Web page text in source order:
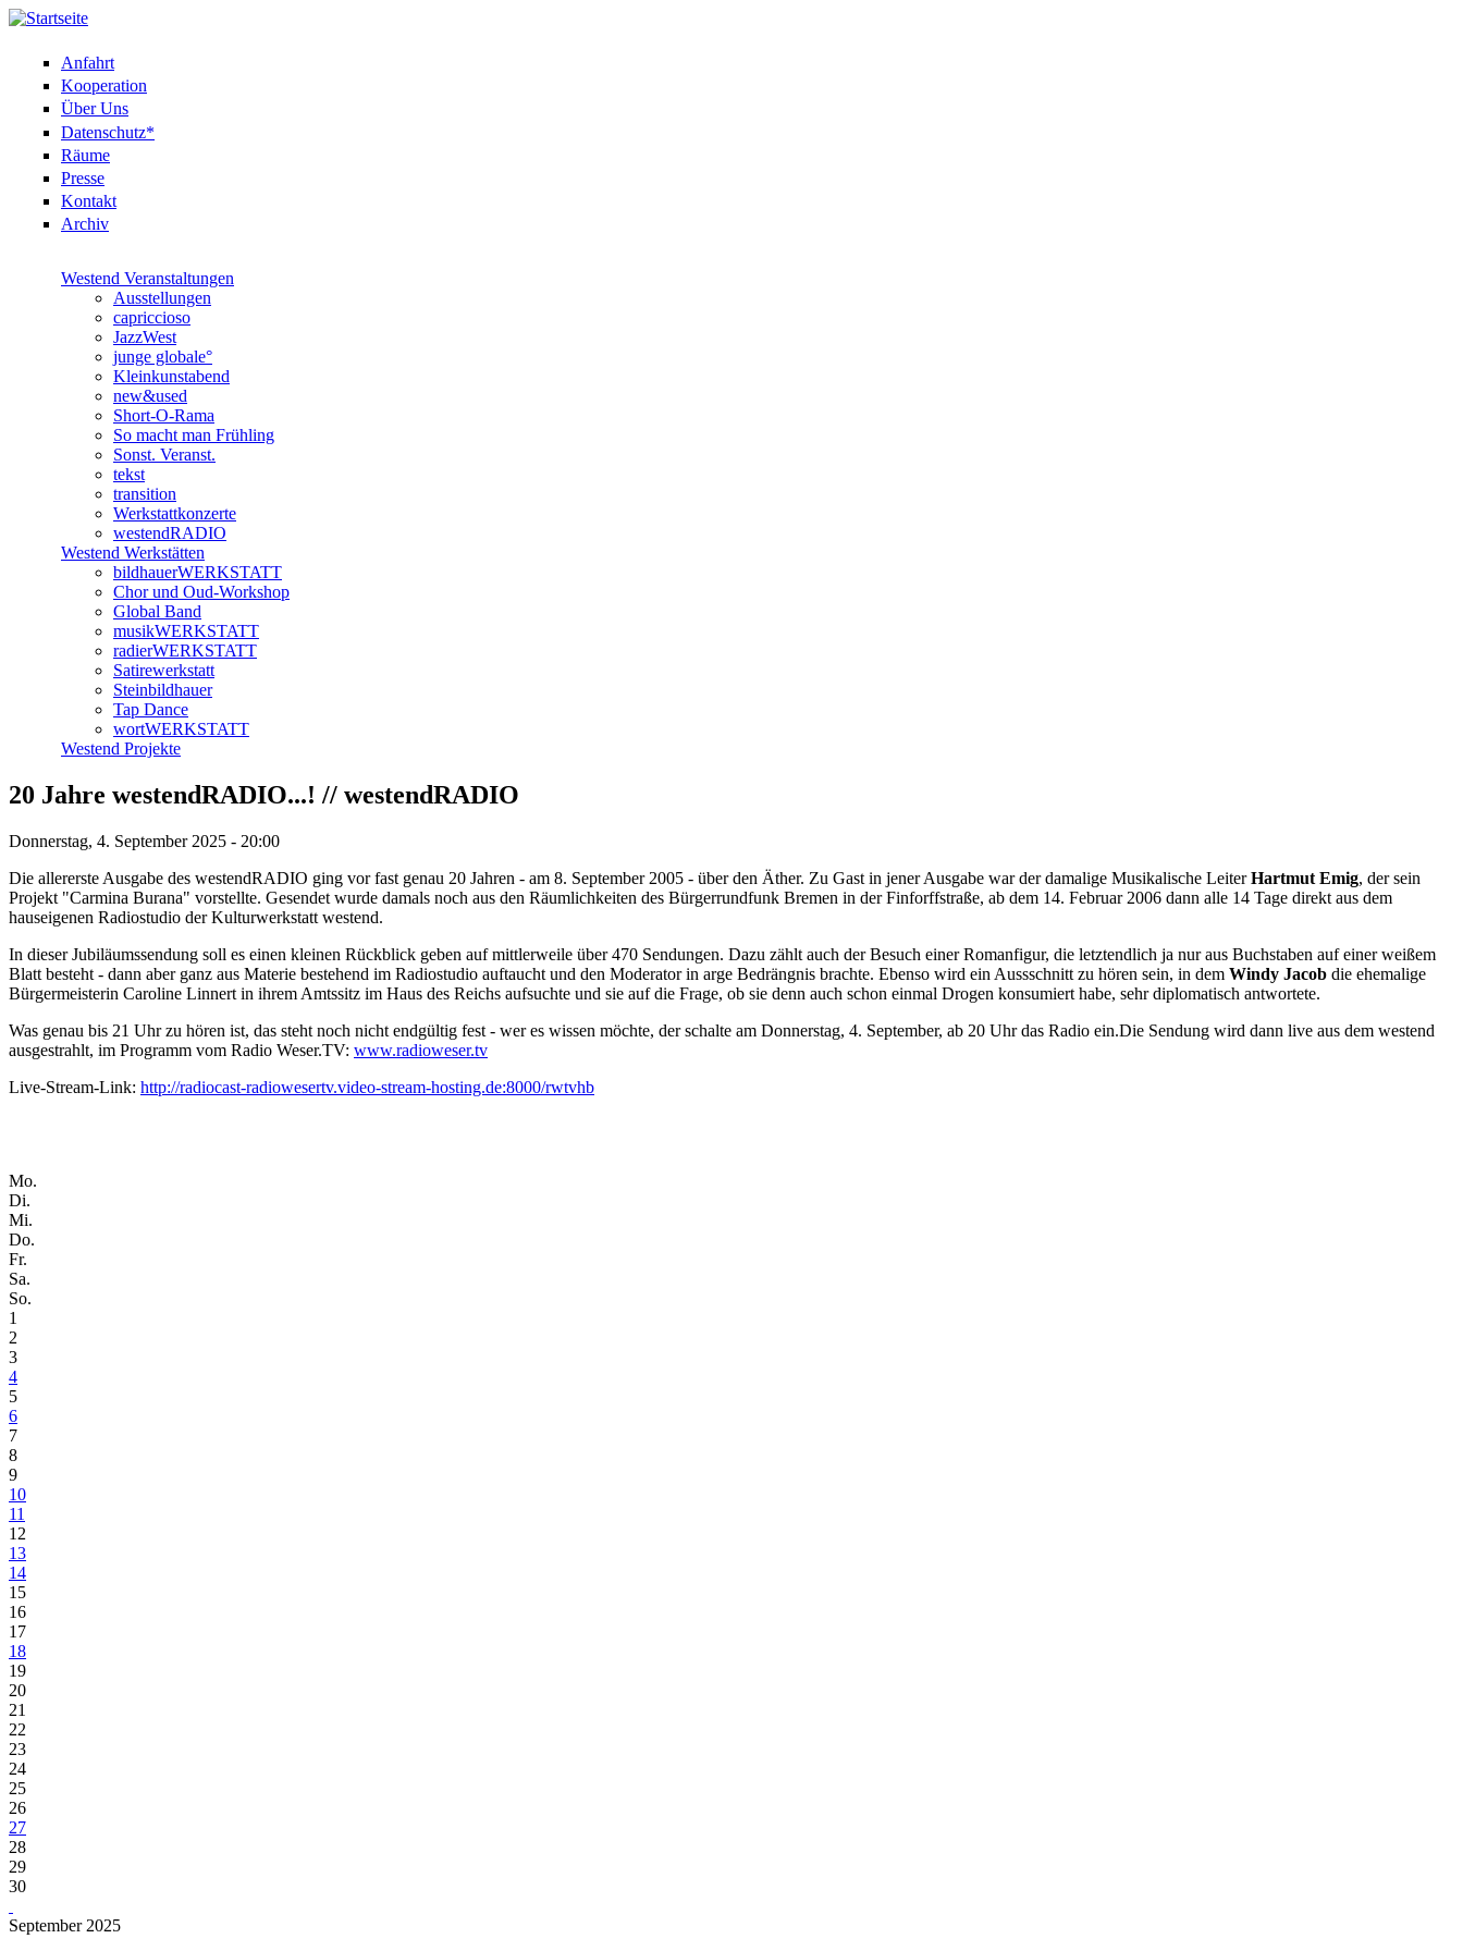
Anfahrt
Kooperation
Über Uns
Datenschutz*
Räume
Presse
Kontakt
Archiv
Westend Veranstaltungen
Ausstellungen
capriccioso
JazzWest
junge globale°
Kleinkunstabend
new&used
Short-O-Rama
So macht man Frühling
Sonst. Veranst.
tekst
transition
Werkstattkonzerte
westendRADIO
Westend Werkstätten
bildhauerWERKSTATT
Chor und Oud-Workshop
Global Band
musikWERKSTATT
radierWERKSTATT
Satirewerkstatt
Steinbildhauer
Tap Dance
wortWERKSTATT
Westend Projekte
20 Jahre westendRADIO...! // westendRADIO
Donnerstag, 4. September 2025 - 20:00
Die allererste Ausgabe des westendRADIO ging vor fast genau 20 Jahren - am 8. September 2005 - über den Äther. Zu Gast in jener Ausgabe war der damalige Musikalische LeiterHartmut Emig, der sein
Projekt "Carmina Burana" vorstellte. Gesendet wurde damals noch aus den Räumlichkeiten des Bürgerrundfunk Bremen in der Finforffstraße, ab dem 14. Februar 2006 dann alle 14 Tage direkt aus dem
hauseigenen Radiostudio der Kulturwerkstatt westend.
In dieser Jubiläumssendung soll es einen kleinen Rückblick geben auf mittlerweile über 470 Sendungen. Dazu zählt auch der Besuch einer Romanfigur, die letztendlich ja nur aus Buchstaben auf einer weißem
Blatt besteht - dann aber ganz aus Materie bestehend im Radiostudio auftaucht und den Moderator in arge Bedrängnis brachte. Ebenso wird ein Aussschnitt zu hören sein, in dem Windy Jacob die ehemalige
Bürgermeisterin Caroline Linnert in ihrem Amtssitz im Haus des Reichs aufsuchte und sie auf die Frage, ob sie denn auch schon einmal Drogen konsumiert habe, sehr diplomatisch antwortete.
Was genau bis 21 Uhr zu hören ist, das steht noch nicht endgültig fest - wer es wissen möchte, der schalte am Donnerstag, 4. September, ab 20 Uhr das Radio ein.Die Sendung wird dann live aus dem westend
ausgestrahlt, im Programm vom Radio Weser.TV: www.radioweser.tv
Live-Stream-Link: http://radiocast-radiowesertv.video-stream-hosting.de:8000/rwtvhb
Mo.
Di.
Mi.
Do.
Fr.
Sa.
So.
1
2
3
4
5
6
7
8
9
10
11
12
13
14
15
16
17
18
19
20
21
22
23
24
25
26
27
28
29
30
September 2025